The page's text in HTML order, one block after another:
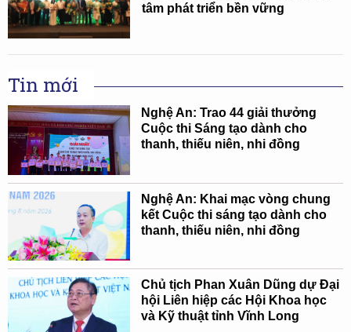
tâm phát triển bền vững
Tin mới
Nghệ An: Trao 44 giải thưởng
Cuộc thi Sáng tạo dành cho
thanh, thiếu niên, nhi đồng
Nghệ An: Khai mạc vòng chung
kết Cuộc thi sáng tạo dành cho
thanh, thiếu niên, nhi đồng
Chủ tịch Phan Xuân Dũng dự Đại
hội Liên hiệp các Hội Khoa học
và Kỹ thuật tỉnh Vĩnh Long